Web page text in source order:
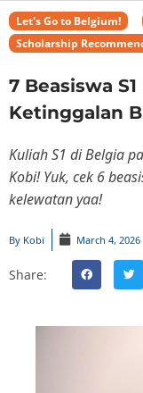
Let's Go to Belgium!
Scholarship
7 Beasiswa
Ketinggalan
Kuliah S1 di Belgia
Kobi! Yuk, cek 6
kelewatan yaa!
By Kobi March 4, 2026
Share: